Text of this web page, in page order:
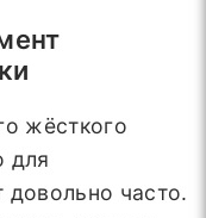
жёсткого
для
часто.